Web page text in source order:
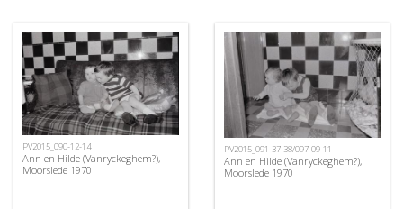
PV2015_090-12-14
Ann en Hilde (Vanryckeghem?),
Moorslede 1970
PV2015_091-37-38/097-09-11
Ann en Hilde (Vanryckeghem?),
Moorslede 1970